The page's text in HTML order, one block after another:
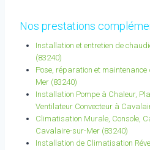
Nos prestations
Installation et entretien de
(83240)
Pose, réparation et
Mer (83240)
Installation Pompe à Chaleur,
Ventilateur Convecteur à
Climatisation Murale, Console,
Cavalaire-sur-Mer (83240)
Installation de Climatisation